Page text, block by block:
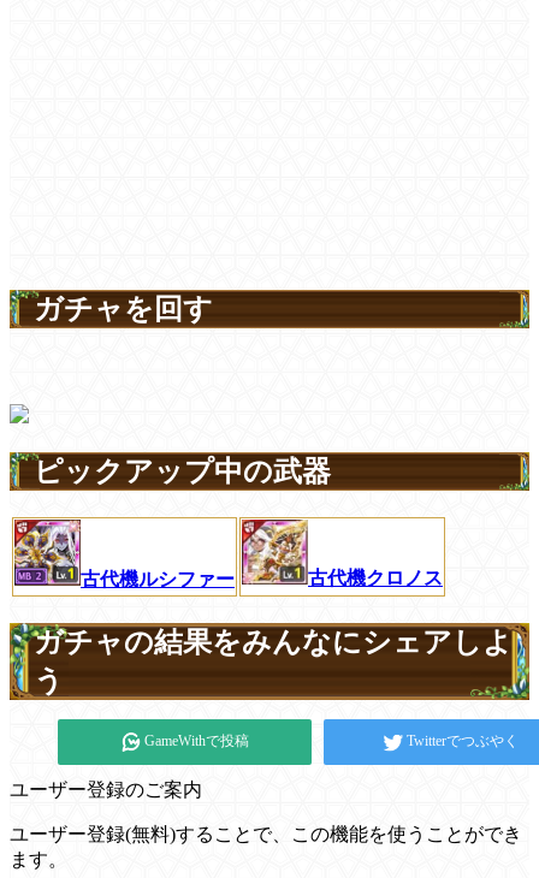
ガチャを回す
ピックアップ中の武器
古代機ルシファー 古代機クロノス
ガチャの結果をみんなにシェアしよ
う
GameWithで投稿 Twitterでつぶやく
ユーザー登録のご案内
ユーザー登録(無料)することで、この機能を使うことができ
ます。